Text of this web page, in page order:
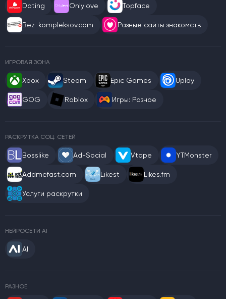
Dating Onlylove Topface
Bez-kompleksov.com Разные сайты знакомств
ИГРОВАЯ ЗОНА
Xbox Steam Epic Games Uplay
GOG Roblox Игры: Разное
РАСКРУТКА СОЦ. СЕТЕЙ
Bosslike Ad-Social Vtope YTMonster
Addmefast.com Likest Likes.fm
Услуги раскрутки
НЕЙРОСЕТИ AI
AI
РАЗНОЕ